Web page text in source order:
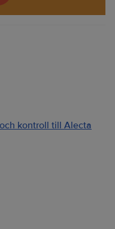
kontroll till Alecta